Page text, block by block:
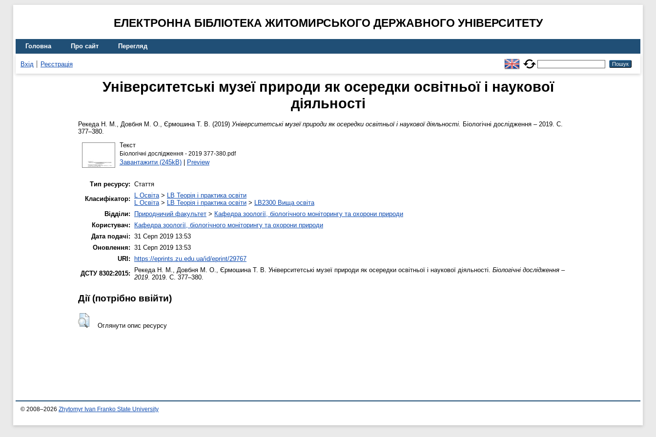
ЕЛЕКТРОННА БІБЛІОТЕКА ЖИТОМИРСЬКОГО ДЕРЖАВНОГО УНІВЕРСИТЕТУ
Головна Про сайт Перегляд
Вхід Реєстрація
Університетські музеї природи як осередки освітньої і наукової
діяльності
Рекеда Н. М., Довбня М. О., Єрмошина Т. В. (2019) Університетські музеї природи як осередки освітньої і наукової діяльності. Біологічні дослідження – 2019. С.
377–380.
Текст
Біологічні дослідження - 2019 377-380.pdf
Завантажити (245kB)| Preview
Тип ресурсу: Стаття
Класифікатор:
L Освіта> LB Теорія і практика освіти
L Освіта> LB Теорія і практика освіти > LB2300 Вища освіта
Відділи:
Природничий факультет > Кафедра зоології, біологічного моніторингу та охорони природи
Користувач:
Кафедра зоології, біологічного моніторингу та охорони природи
Дата подачі: 31 Серп 2019 13:53
Оновлення: 31 Серп 2019 13:53
URI:
https://eprints.zu.edu.ua/id/eprint/29767
ДСТУ 8302:2015:
Рекеда Н. М., Довбня М. О., Єрмошина Т. В. Університетські музеї природи як осередки освітньої і наукової діяльності. Біологічні дослідження –
2019. 2019. С. 377–380.
Дії ​​(потрібно ввійти)
Оглянути опис ресурсу
© 2008–2026 Zhytomyr Ivan Franko State University